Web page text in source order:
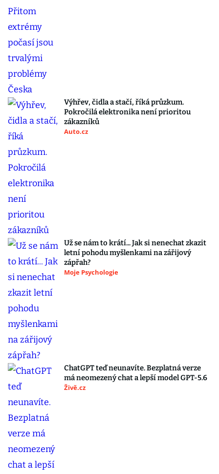
Výhřev, čidla a stačí, říká průzkum.
Pokročilá elektronika není prioritou
zákazníků
Auto.cz
Už se nám to krátí... Jak si nenechat zkazit
letní pohodu myšlenkami na zářijový
zápřah?
Moje Psychologie
ChatGPT teď neunavíte. Bezplatná verze
má neomezený chat a lepší model GPT-5.6
Živě.cz